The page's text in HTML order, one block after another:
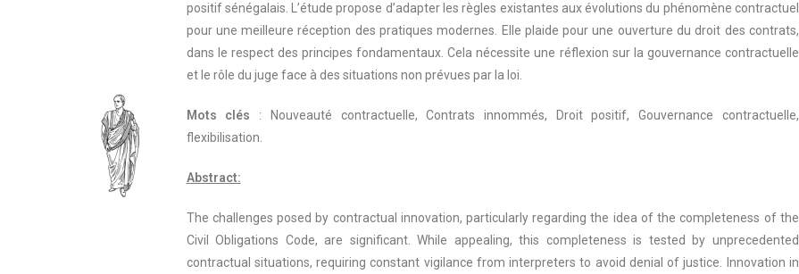
positif sénégalais. L’étude propose d’adapter les règles existantes aux évolutions du phénomène contractuel
pour une meilleure réception des pratiques modernes. Elle plaide pour une ouverture du droit des contrats,
dans le respect des principes fondamentaux. Cela nécessite une réflexion sur la gouvernance contractuelle
et le rôle du juge face à des situations non prévues par la loi.
Mots clés : Nouveauté contractuelle, Contrats innommés, Droit positif, Gouvernance contractuelle,
flexibilisation.
Abstract:
The challenges posed by contractual innovation, particularly regarding the idea of the completeness of the
Civil Obligations Code, are significant. While appealing, this completeness is tested by unprecedented
contractual situations, requiring constant vigilance from interpreters to avoid denial of justice. Innovation in